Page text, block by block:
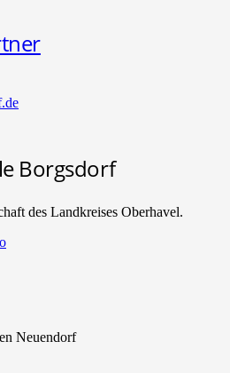
Borgsdorf
des Landkreises Oberhavel.
Neuendorf